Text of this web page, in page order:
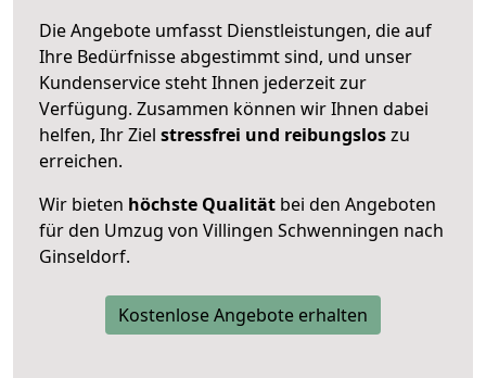
Die Angebote umfasst Dienstleistungen, die auf
Ihre Bedürfnisse abgestimmt sind, und unser
Kundenservice steht Ihnen jederzeit zur
Verfügung. Zusammen können wir Ihnen dabei
helfen, Ihr Ziel stressfrei und reibungsloszu
erreichen.
Wir bieten höchste Qualität bei den Angeboten
für den Umzug von Villingen Schwenningen nach
Ginseldorf.
Kostenlose Angebote erhalten